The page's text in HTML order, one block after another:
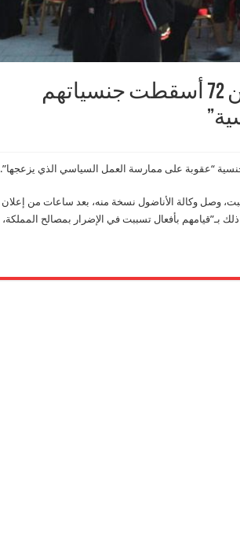
المعارضة البحرينية: 50 من بين 72 أسقطت جنسياتهم
“عقوبة على ممارسة العمل السياسي الذي يزعجها”.
مساء يوم السبت، وصل وكالة الأناضول نسخة منه، بعد ساعات من إعلان
الجنسية عن 72 شخصا، وبررت ذلك بـ”قيامهم بأفعال تسببت في الإضرار بمصالح المملكة،